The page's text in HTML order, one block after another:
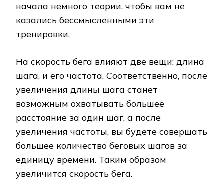
начала немного теории, чтобы вам не
казались бессмысленными эти
тренировки.
На скорость бега влияют две вещи: длина
шага, и его частота. Соответственно, после
увеличения длины шага станет
возможным охватывать большее
расстояние за один шаг, а после
увеличения частоты, вы будете совершать
большее количество беговых шагов за
единицу времени. Таким образом
увеличится скорость бега.